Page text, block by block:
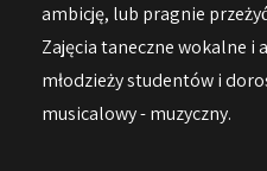
ambicję, lub pragnie
Zajęcia taneczne wokalne i
młodzieży studentów i
musicalowy - muzyczny.